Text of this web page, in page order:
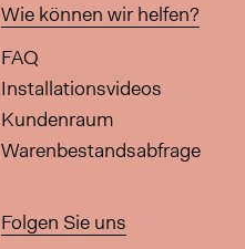
Wie können wir helfen?
FAQ
Installationsvideos
Kundenraum
Warenbestandsabfrage
Folgen Sie uns